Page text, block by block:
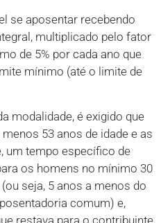
se aposentar recebendo
multiplicado pelo fator
de 5% por cada ano que
mínimo (até o limite de
modalidade, é exigido que
53 anos de idade e as
um tempo específico de
os homens no mínimo 30
seja, 5 anos a menos do
comum) e,
restava para o contribuinte